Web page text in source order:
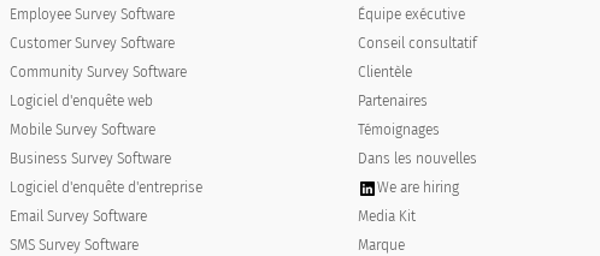
Employee Survey Software
Customer Survey Software
Community Survey Software
Logiciel d'enquête web
Mobile Survey Software
Business Survey Software
Logiciel d'enquête d'entreprise
Email Survey Software
SMS Survey Software
Équipe exécutive
Conseil consultatif
Clientèle
Partenaires
Témoignages
Dans les nouvelles
We are hiring
Media Kit
Marque